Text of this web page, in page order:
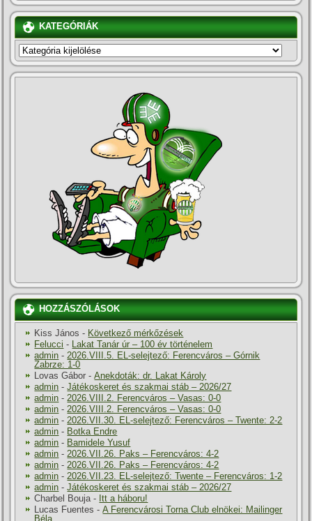
KATEGÓRIÁK
KATEGÓRIÁK
HOZZÁSZÓLÁSOK
Kiss János - Következő mérkőzések
Felucci - Lakat Tanár úr – 100 év történelem
admin -2026.VIII.5. EL-selejtező: Ferencváros – Górnik
Zabrze: 1-0
Lovas Gábor -Anekdoták: dr. Lakat Károly
admin -Játékoskeret és szakmai stáb – 2026/27
admin -2026.VIII.2. Ferencváros – Vasas: 0-0
admin -2026.VIII.2. Ferencváros – Vasas: 0-0
admin -2026.VII.30. EL-selejtező: Ferencváros – Twente: 2-2
admin - Botka Endre
admin - Bamidele Yusuf
admin -2026.VII.26. Paks – Ferencváros: 4-2
admin -2026.VII.26. Paks – Ferencváros: 4-2
admin -2026.VII.23. EL-selejtező: Twente – Ferencváros: 1-2
admin -Játékoskeret és szakmai stáb – 2026/27
Charbel Bouja- Itt a háboru!
Lucas Fuentes -A Ferencvárosi Torna Club elnökei: Mailinger
Béla